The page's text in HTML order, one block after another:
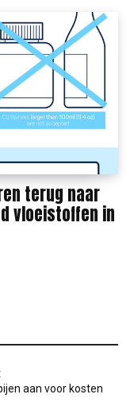
terug naar
vloeistoffen in
aan voor kosten